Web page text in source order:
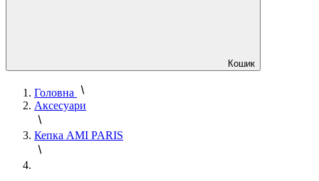
Кошик
Головна
Аксесуари
Кепка AMI PARIS